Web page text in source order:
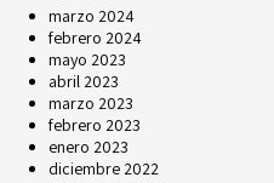
marzo 2024
febrero 2024
mayo 2023
abril 2023
marzo 2023
febrero 2023
enero 2023
diciembre 2022